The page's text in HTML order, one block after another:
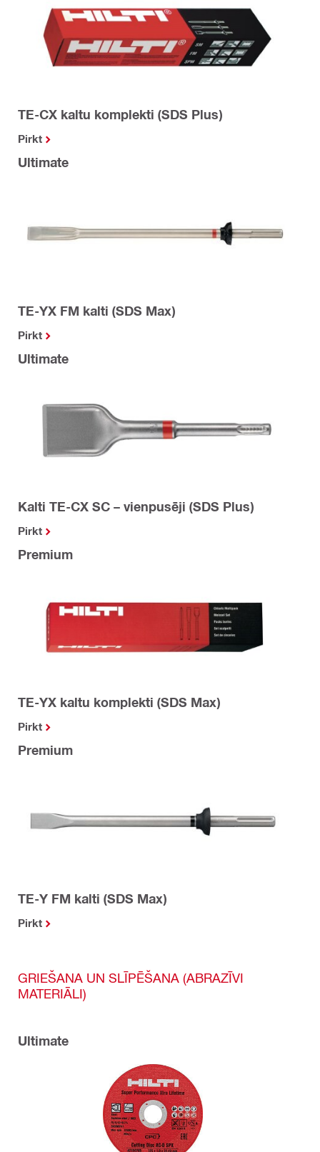
TE-CX kaltu komplekti (SDS Plus)
Pirkt
Ultimate
TE-YX FM kalti (SDS Max)
Pirkt
Ultimate
Kalti TE-CX SC – vienpusēji (SDS Plus)
Pirkt
Premium
TE-YX kaltu komplekti (SDS Max)
Pirkt
Premium
TE-Y FM kalti (SDS Max)
Pirkt
GRIEŠANA UN SLĪPĒŠANA (ABRAZĪVI
MATERIĀLI)
Ultimate